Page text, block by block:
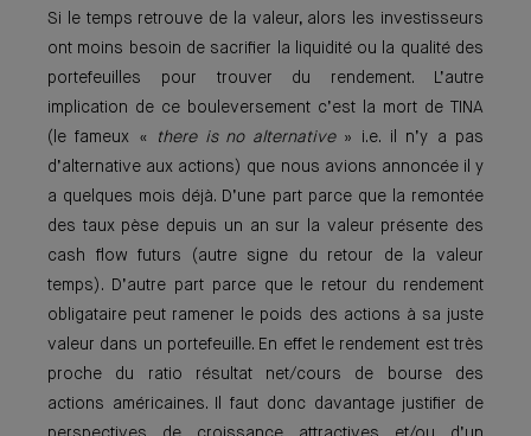
Si le temps retrouve de la valeur, alors les investisseurs
ont moins besoin de sacrifier la liquidité ou la qualité des
portefeuilles pour trouver du rendement. L’autre
implication de ce bouleversement c’est la mort de TINA
(le fameux «
there is no alternative» i.e. il n’y a pas
d’alternative aux actions) que nous avions annoncée il y
a quelques mois déjà. D’une part parce que la remontée
des taux pèse depuis un an sur la valeur présente des
cash flow futurs (autre signe du retour de la valeur
temps). D’autre part parce que le retour du rendement
obligataire peut ramener le poids des actions à sa juste
valeur dans un portefeuille. En effet le rendement est très
proche du ratio résultat net/cours de bourse des
actions américaines. Il faut donc davantage justifier de